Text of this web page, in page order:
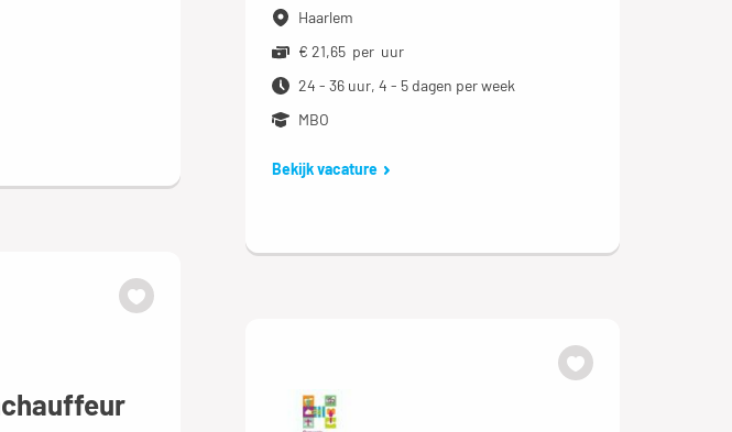
Haarlem
€ 21,65 per uur
24 - 36 uur, 4 - 5 dagen per week
MBO
Bekijk vacature